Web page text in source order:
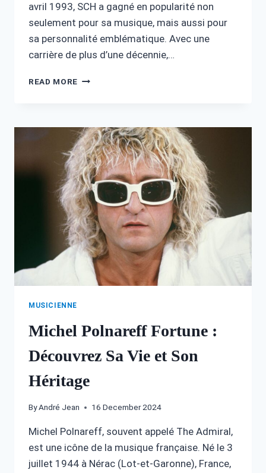
avril 1993, SCH a gagné en popularité non
seulement pour sa musique, mais aussi pour
sa personnalité emblématique. Avec une
carrière de plus d’une décennie,…
READ MORE SCH
ET
LA
CARRIÈRE
DU
RAPPEUR
SCH
MUSICIENNE
Michel Polnareff Fortune :
Découvrez Sa Vie et Son
Héritage
ByAndré Jean 16 December 2024
Michel Polnareff, souvent appelé The Admiral,
est une icône de la musique française. Né le 3
juillet 1944 à Nérac (Lot-et-Garonne), France,